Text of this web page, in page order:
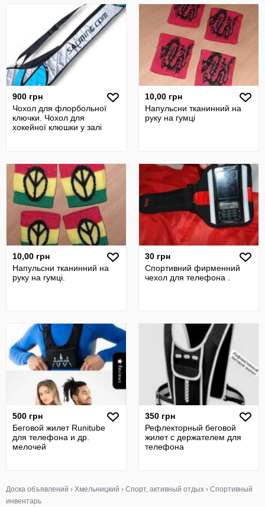
900 грн
Чохол для флорбольної
ключки. Чохол для
хокейної клюшки у залі
10,00 грн
Напульсни тканинний на
руку на гумці
10,00 грн
Напульсни тканинний на
руку на гумці.
30 грн
Спортивний фирменний
чехол для телефона .
500 грн
Беговой жилет Runitube
для телефона и др.
мелочей
350 грн
Рефлекторный беговой
жилет с держателем для
телефона
Доска объявлений › Хмельницкий › Спорт, активный отдых › Спортивный
инвентарь